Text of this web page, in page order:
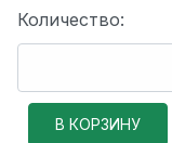
Количество: